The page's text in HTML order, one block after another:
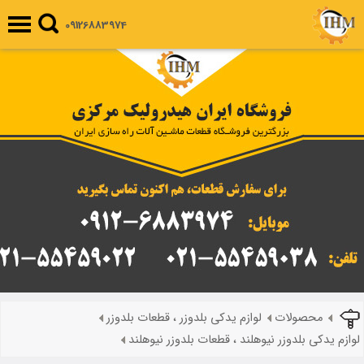
09126883974
محصولات
لوازم یدکی بلدوزر ، قطعات بلدوزر
لوازم یدکی بلدوزر نیوهلند ، قطعات بلدوزر نیوهلند